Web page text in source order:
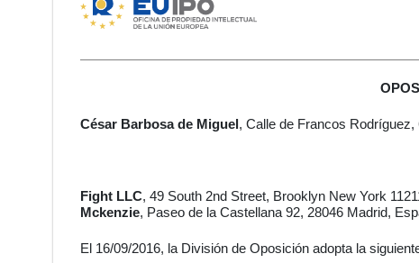
César Barbosa de Miguel , Calle de Francos Rodríguez,
Fight LLC, 49 South 2nd Street, Brooklyn New York
Mckenzie, Paseo de la Castellana 92, 28046 Madrid,
El 16/09/2016, la División de Oposición adopta la